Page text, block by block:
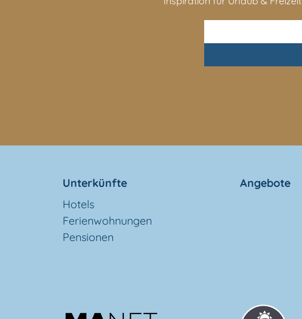
Unterkünfte
Hotels
Ferienwohnungen
Pensionen
Angebote